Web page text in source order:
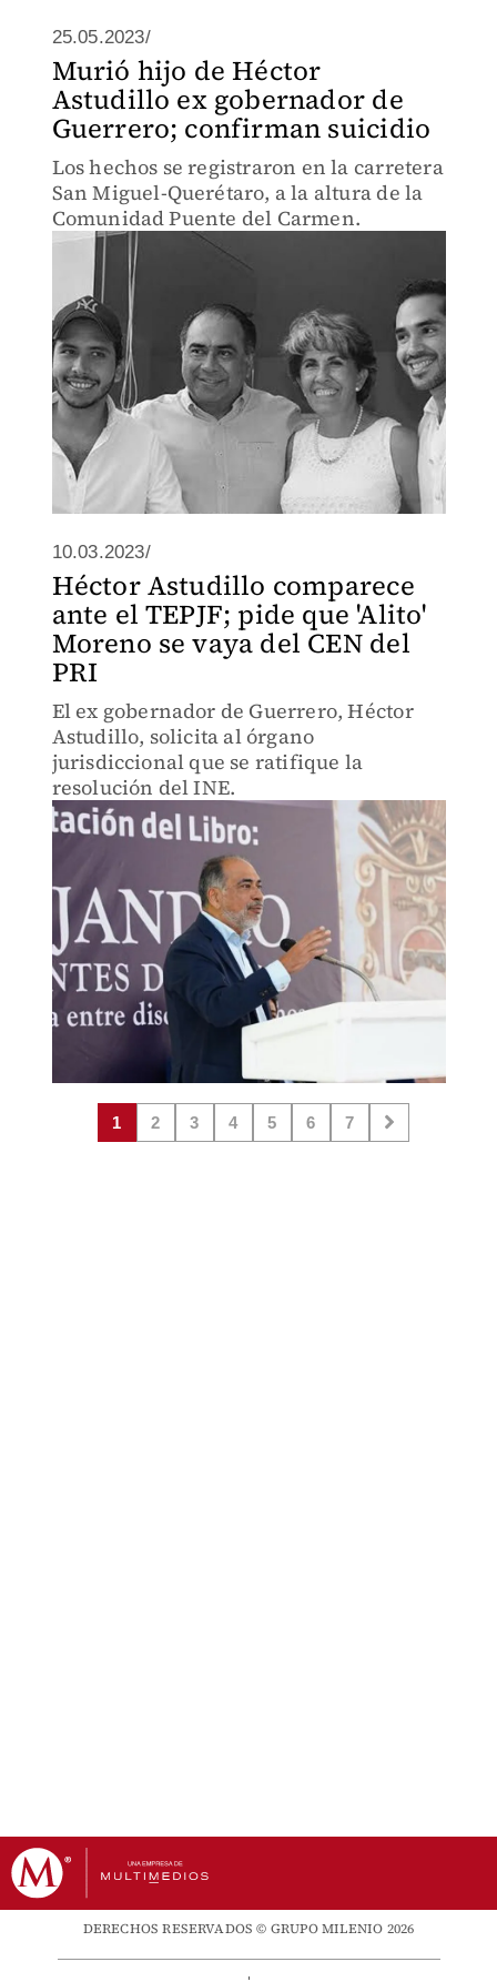
25.05.2023/
Murió hijo de Héctor
Astudillo ex gobernador de
Guerrero; confirman suicidio
Los hechos se registraron en la carretera
San Miguel-Querétaro, a la altura de la
Comunidad Puente del Carmen.
10.03.2023/
Héctor Astudillo comparece
ante el TEPJF; pide que 'Alito'
Moreno se vaya del CEN del
PRI
El ex gobernador de Guerrero, Héctor
Astudillo, solicita al órgano
jurisdiccional que se ratifique la
resolución del INE.
1 2 3 4 5 6 7
DERECHOS RESERVADOS © GRUPO MILENIO 2026